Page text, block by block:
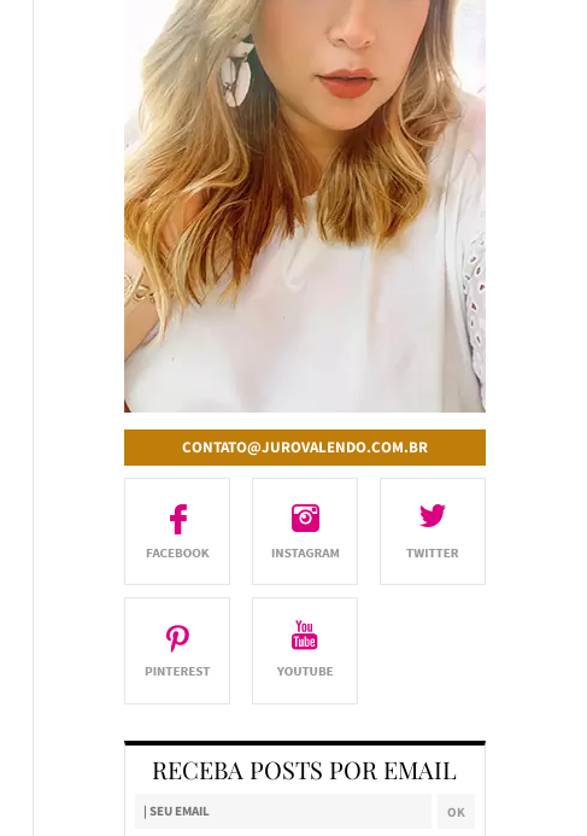
CONTATO@JUROVALENDO.COM.BR
RECEBA POSTS POR EMAIL